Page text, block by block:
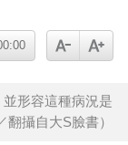
形容這種病況是
翻攝自大S臉書）